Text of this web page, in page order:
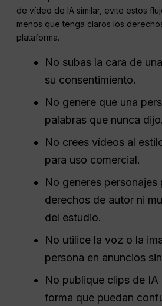
de vídeo de IA similar, evite estos
menos que tenga claros los
plataforma.
No subas la cara de
su consentimiento.
No genere que una
palabras que nunca dijo.
No crees vídeos al
para uso comercial.
No generes
derechos de autor ni
del estudio.
No utilice la voz o la
persona en anuncios
No publique clips de IA
forma que puedan